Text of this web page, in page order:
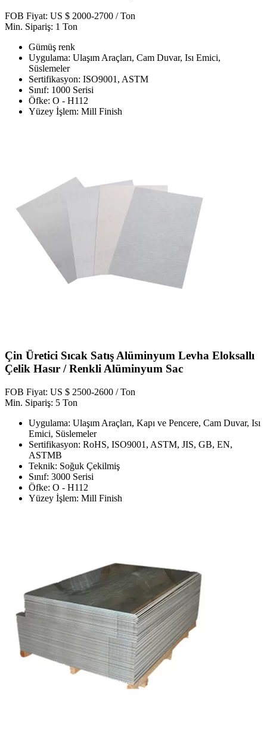
FOB Fiyat: US $ 2000-2700 / Ton
Min. Sipariş: 1 Ton
Gümüş renk
Uygulama: Ulaşım Araçları, Cam Duvar, Isı Emici,
Süslemeler
Sertifikasyon: ISO9001, ASTM
Sınıf: 1000 Serisi
Öfke: O - H112
Yüzey İşlem: Mill Finish
Çin Üretici Sıcak Satış Alüminyum Levha Eloksallı
Çelik Hasır / Renkli Alüminyum Sac
FOB Fiyat: US $ 2500-2600 / Ton
Min. Sipariş: 5 Ton
Uygulama: Ulaşım Araçları, Kapı ve Pencere, Cam Duvar, Isı
Emici, Süslemeler
Sertifikasyon: RoHS, ISO9001, ASTM, JIS, GB, EN,
ASTMB
Teknik: Soğuk Çekilmiş
Sınıf: 3000 Serisi
Öfke: O - H112
Yüzey İşlem: Mill Finish